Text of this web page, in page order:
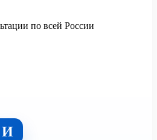
по всей России